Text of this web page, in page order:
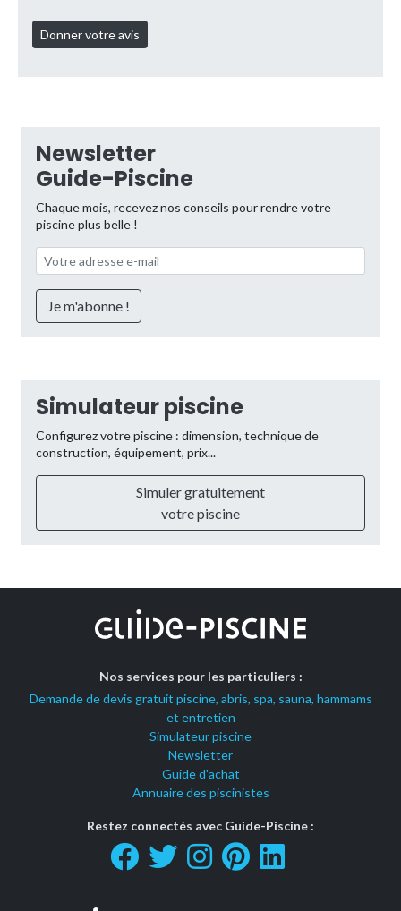
Newsletter
Guide-Piscine
Chaque mois, recevez nos conseils pour rendre votre
piscine plus belle !
Simulateur piscine
Configurez votre piscine : dimension, technique de
construction, équipement, prix...
Simuler gratuitement
votre piscine
Nos services pour les particuliers :
Demande de devis gratuit piscine, abris, spa, sauna, hammams
et entretien
Simulateur piscine
Newsletter
Guide d'achat
Annuaire des piscinistes
Restez connectés avec Guide-Piscine :